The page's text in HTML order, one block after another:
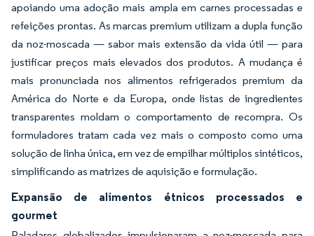
apoiando uma adoção mais ampla em carnes processadas e
refeições prontas. As marcas premium utilizam a dupla função
da noz-moscada — sabor mais extensão da vida útil — para
justificar preços mais elevados dos produtos. A mudança é
mais pronunciada nos alimentos refrigerados premium da
América do Norte e da Europa, onde listas de ingredientes
transparentes moldam o comportamento de recompra. Os
formuladores tratam cada vez mais o composto como uma
solução de linha única, em vez de empilhar múltiplos sintéticos,
simplificando as matrizes de aquisição e formulação.
Expansão de alimentos étnicos processados e
gourmet